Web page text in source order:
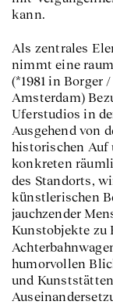
kann.
Als zentrales
nimmt eine
(*1981 in Borger
Amsterdam)
Uferstudios in
Ausgehend von
historischen Auf
konkreten
des Standorts,
künstlerischen
jauchzender
Kunstobjekte zu
humorvollen
und